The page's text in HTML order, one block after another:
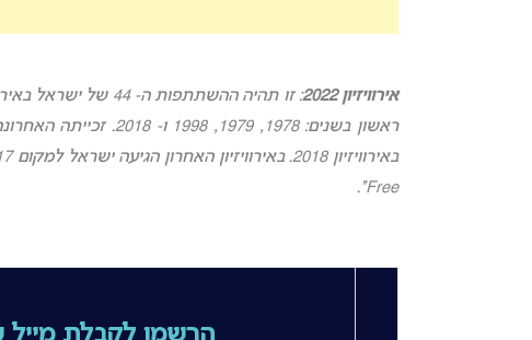
אירוויזיון 2022
: זו תהיה ההשתתפות
ראשון בשנים: 1978, 1979, 1998 ו- 2018. זכייתה האחרונה של ישראל הושגה בזכות ביצועה של
Free”.